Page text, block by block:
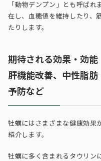
「動物デンプン」とも呼ば
在し、血糖値を維持したり、
たりします。
期待される効果・効能
肝機能改善、中性脂
予防など
牡蠣にはさまざまな健康効果
紹介します。
牡蠣に多く含まれるタウリン